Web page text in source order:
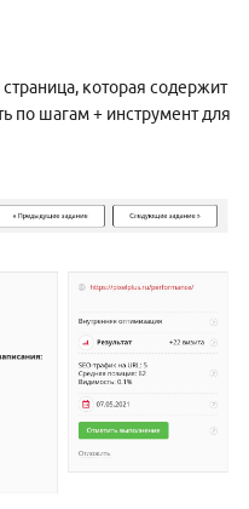
которая содержит
по шагам + инструмент для